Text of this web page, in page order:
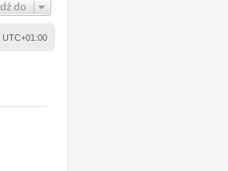
do
UTC+01:00